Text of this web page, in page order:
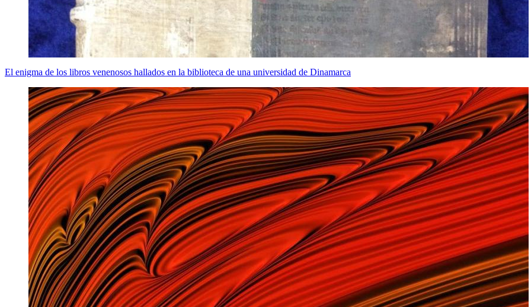
El enigma de los libros venenosos hallados en la biblioteca de una universidad de Dinamarca